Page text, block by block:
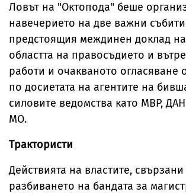
Ловът на "Октопода" беше
навечерието на две важни
предстоящия междинен доклад
областта на правосъдието и
работи и очакваното огласяване
по досиетата на агентите на
силовите ведомства като МВР,
МО.
Трактористи
Действията на властите, свързани
разбиването на бандата за